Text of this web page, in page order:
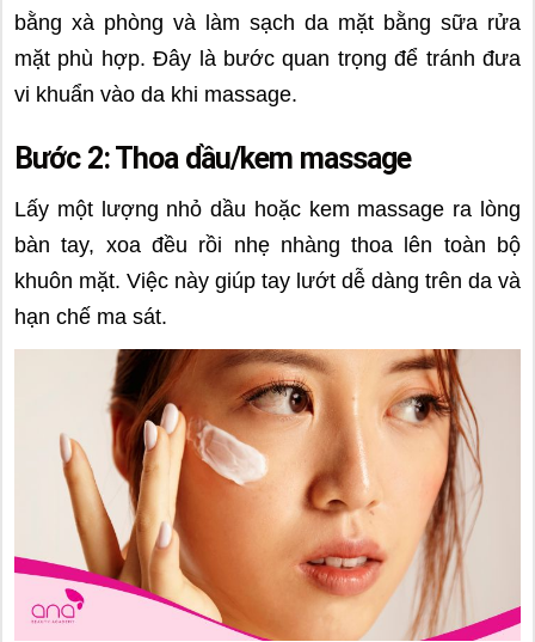
bằng xà phòng và làm sạch da mặt bằng sữa rửa
mặt phù hợp. Đây là bước quan trọng để tránh đưa
vi khuẩn vào da khi massage.
Bước 2: Thoa dầu/kem massage
Lấy một lượng nhỏ dầu hoặc kem massage ra lòng
bàn tay, xoa đều rồi nhẹ nhàng thoa lên toàn bộ
khuôn mặt. Việc này giúp tay lướt dễ dàng trên da và
hạn chế ma sát.